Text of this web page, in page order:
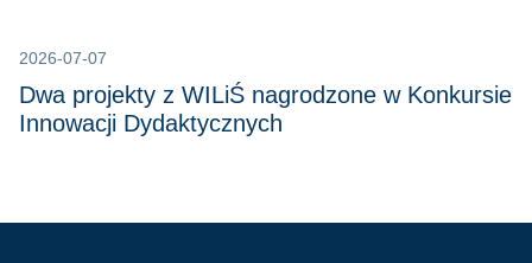
2026-07-07
Dwa projekty z WILiŚ nagrodzone w Konkursie
Innowacji Dydaktycznych